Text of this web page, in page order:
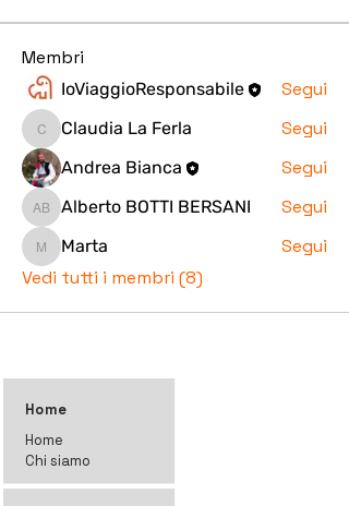
Membri
IoViaggioResponsabile Segui
Claudia La Ferla
Claudia La Ferla Segui
Andrea Bianca Segui
Alberto BOTTI BERSANI
Alberto BOTTI BERSANI Segui
MartaMarta
Segui
Vedi tutti i membri (8)
Home
Home
Chi siamo